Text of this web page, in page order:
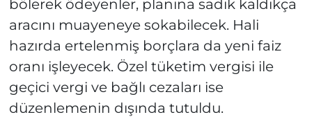
bölerek ödeyenler, planına sadık kaldıkça
aracını muayeneye sokabilecek. Hali
hazırda ertelenmiş borçlara da yeni faiz
oranı işleyecek. Özel tüketim vergisi ile
geçici vergi ve bağlı cezaları ise
düzenlemenin dışında tutuldu.